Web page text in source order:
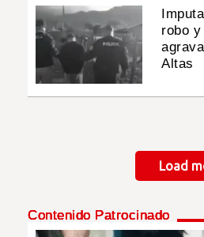
robo
Altas
Load
Contenido Patrocinado